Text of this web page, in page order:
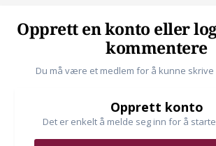
Opprett en konto eller
kommentere
Du må være et medlem for å kunne
Opprett konto
Det er enkelt å melde seg inn for å